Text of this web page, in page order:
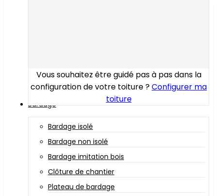
Vous souhaitez être guidé pas à pas dans la
configuration de votre toiture ?Configurer ma
toiture
Bardage
Bardage isolé
Bardage non isolé
Bardage imitation bois
Clôture de chantier
Plateau de bardage